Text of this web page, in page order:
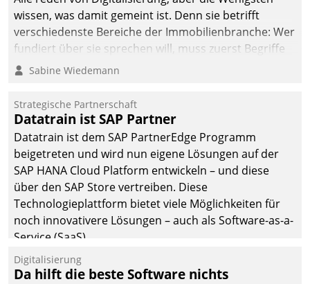
man auf
Cloudtechnologie,
bewährte und Startup-
agile Projektmethoden.
wissen, was damit gemeint ist. Denn sie betrifft
verschiedenste Bereiche der Immobilienbranche: Wer
fundiert über sie sprechen will, muss zuerst Begriffe
klären. Ein Aspekt ist die betriebliche Optimierung:
Einsparungen durch optimierte und automatisierte
Prozesse. Doch man darf nicht zu viel erwarten: Allein
mit der Einführung einer neuen Software ist es nicht
getan. Die Digitalisierung erfordert von Unternehmen
die Bereitschaft, sich zu überprüfen, zu hinterfragen
und zu verändern.
Sabine Wiedemann
Strategische Partnerschaft
Datatrain ist SAP Partner
Datatrain ist dem SAP PartnerEdge Programm
beigetreten und wird nun eigene Lösungen auf der
SAP HANA Cloud Platform entwickeln – und diese
über den SAP Store vertreiben. Diese
Technologieplattform bietet viele Möglichkeiten für
noch innovativere Lösungen – auch als Software-as-a-
Service (SaaS).
Digitalisierung
Da hilft die beste Software nichts